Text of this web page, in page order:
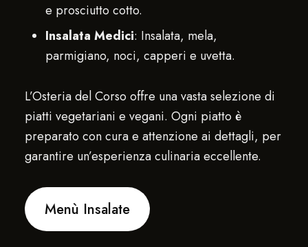
e prosciutto cotto.
Insalata Medici: Insalata, mela,
parmigiano, noci, capperi e uvetta.
L’Osteria del Corso offre una vasta selezione di
piatti vegetariani e vegani. Ogni piatto è
preparato con cura e attenzione ai dettagli, per
garantire un’esperienza culinaria eccellente.
Menù Insalate